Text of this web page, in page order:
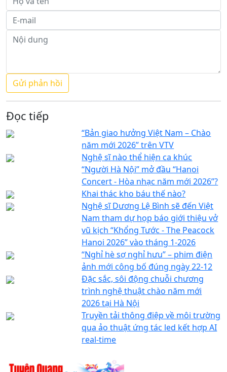
Đọc tiếp
“Bản giao hưởng Việt Nam – Chào
năm mới 2026” trên VTV
Nghệ sĩ nào thể hiện ca khúc
“Người Hà Nội” mở đầu “Hanoi
Concert - Hòa nhạc năm mới 2026”?
Khai thác kho báu thế nào?
Nghệ sĩ Dương Lệ Bình sẽ đến Việt
Nam tham dự họp báo giới thiệu vở
vũ kịch “Khổng Tước - The Peacock
Hanoi 2026” vào tháng 1-2026
“Nghỉ hè sợ nghỉ hưu” – phim điện
ảnh mới công bố đúng ngày 22-12
Đặc sắc, sôi động chuỗi chương
trình nghệ thuật chào năm mới
2026 tại Hà Nội
Truyền tải thông điệp về môi trường
qua ảo thuật ứng tác led kết hợp AI
real-time